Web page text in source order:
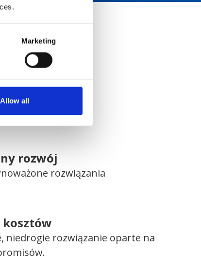
Marketing
Allow all
rozwój
rozwiązania
niedrogie rozwiązanie oparte na